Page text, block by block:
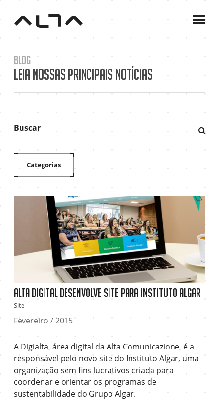
Blog
Leia nossas principais notícias
Buscar
Fazer
Categorias
Alta Digital desenvolve site para Instituto Algar
Site
Fevereiro / 2015
A Digialta, área digital da Alta Comunicazione, é a
responsável pelo novo site do Instituto Algar, uma
organização sem fins lucrativos criada para
coordenar e orientar os programas de
sustentabilidade do Grupo Algar.